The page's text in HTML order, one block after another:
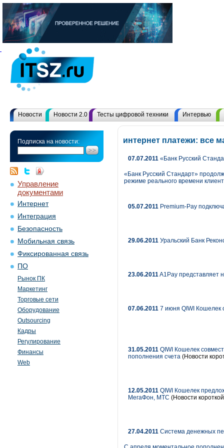
Новости Новости 2.0 Тесты цифровой техники Интервью
Подписка на новости:
Управление
документами
Интернет
Интеграция
Безопасность
Мобильная связь
Фиксированная связь
ПО
Рынок ПК
Маркетинг
Торговые сети
Оборудование
Outsourcing
Кадры
Регулирование
Финансы
Web
интернет платежи: все
07.07.2011 «Банк Русский
«Банк Русский Стандарт»
режиме реального времени
05.07.2011 Premium-Pay
29.06.2011 Уральский Банк
23.06.2011A1Pay представляет
07.06.2011 7 июня QIWI Кошелек
31.05.2011 QIWI Кошелек
пополнения счета (Новости
12.05.2011 QIWI Кошелек
МегаФон, МТС (Новости
27.04.2011 Система денежных